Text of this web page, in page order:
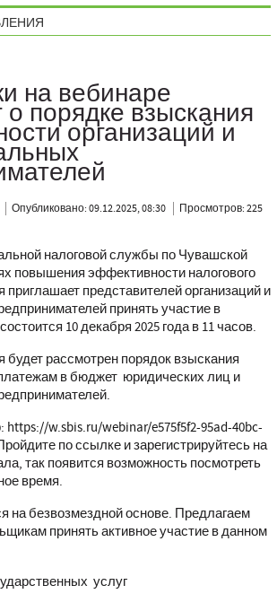
на вебинаре
о порядке взыскания
организаций и
Опубликовано: 09.12.2025, 08:30 Просмотров: 225
налоговой службы по Чувашской
повышения эффективности налогового
представителей организаций и
принять участие в
10 декабря 2025 года в 11 часов.
будет рассмотрен порядок взыскания
в бюджет юридических лиц и
https://w.sbis.ru/webinar/e575f5f2-95ad-40bc-
по ссылке и зарегистрируйтесь на
так появится возможность посмотреть
время.
на безвозмездной основе. Предлагаем
принять активное участие в данном
услуг